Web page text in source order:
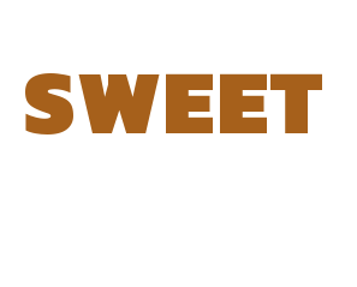
SWEET